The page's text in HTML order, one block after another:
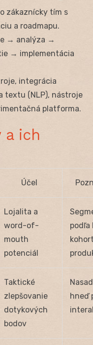
zákaznícky tím s
a roadmapu.
→ analýza →
→ implementácia
integrácia
textu (NLP), nástroje
platforma.
a ich
Účel
Lojalita a
word-of-
mouth
potenciál
podľa
Taktické
zlepšovanie
dotykových
bodov
hneď